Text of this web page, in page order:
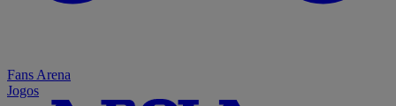
Fans Arena
Jogos